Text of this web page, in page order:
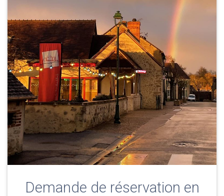
Demande de réservation en